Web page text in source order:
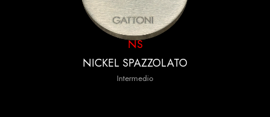
NS
NICKEL SPAZZOLATO
Intermedio